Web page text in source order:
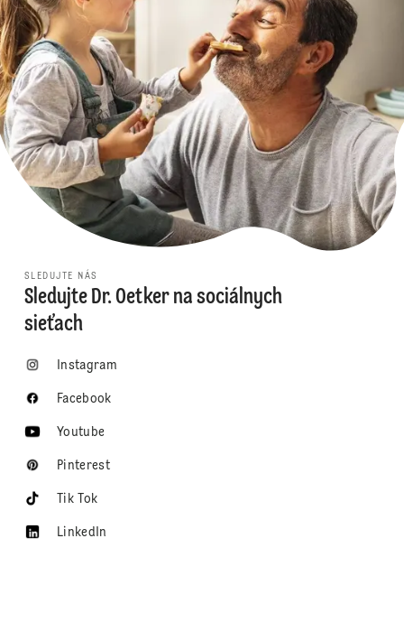
SLEDUJTE NÁS
Sledujte Dr. Oetker na sociálnych
sieťach
Instagram
Facebook
Youtube
Pinterest
Tik Tok
LinkedIn